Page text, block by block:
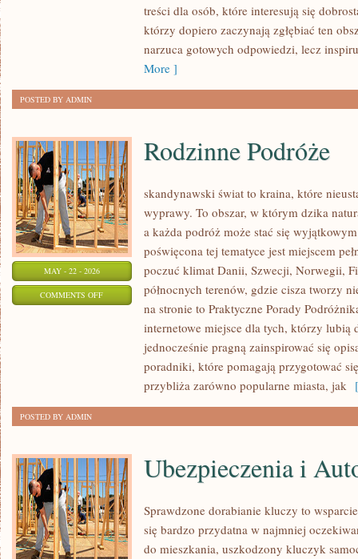
PRAKTYCE
treści dla osób, które interesują się
którzy dopiero zaczynają zgłębiać ten
narzuca gotowych odpowiedzi, lecz
More ]
POSTED BY ADMIN
MAY - 22 - 2026
COMMENTS OFFON
Rodzinne Podróże
skandynawski świat to kraina, które
wyprawy. To obszar, w którym dzika
a każda podróż może stać się
poświęcona tej tematyce jest miejscem
poczuć klimat Danii, Szwecji, Norwegii,
północnych terenów, gdzie cisza tworzy
na stronie to Praktyczne Porady
internetowe miejsce dla tych, którzy lubią
jednocześnie pragną zainspirować się
poradniki, które pomagają przygotować
przybliża zarówno popularne miasta, jak
POSTED BY ADMIN
Ubezpieczenia i
Sprawdzone dorabianie kluczy to
się bardzo przydatna w najmniej
do mieszkania, uszkodzony kluczyk